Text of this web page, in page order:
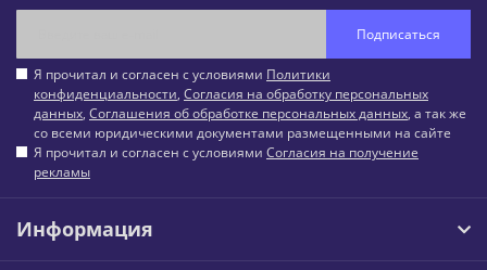
Подписаться
Я прочитал и согласен с условиями Политики
конфиденциальности, Согласия на обработку персональных
данных, Соглашения об обработке персональных данных, а так же
со всеми юридическими документами размещенными на сайте
Я прочитал и согласен с условиями Согласия на получение
рекламы
Информация